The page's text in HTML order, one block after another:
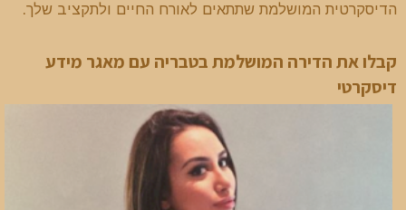
הדיסקרטית המושלמת שתתאים לאורח החיים ולתקציב שלך.
קבלו את הדירה המושלמת בטבריה עם מאגר מידע
דיסקרטי